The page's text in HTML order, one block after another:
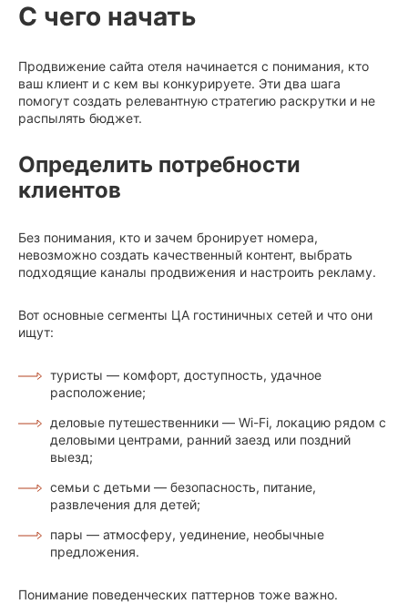
С чего начать
Продвижение сайта отеля начинается с понимания, кто
ваш клиент и с кем вы конкурируете. Эти два шага
помогут создать релевантную стратегию раскрутки и не
распылять бюджет.
Определить потребности
клиентов
Без понимания, кто и зачем бронирует номера,
невозможно создать качественный контент, выбрать
подходящие каналы продвижения и настроить рекламу.
Вот основные сегменты ЦА гостиничных сетей и что они
ищут:
туристы — комфорт, доступность, удачное
расположение;
деловые путешественники — Wi-Fi, локацию рядом с
деловыми центрами, ранний заезд или поздний
выезд;
семьи с детьми — безопасность, питание,
развлечения для детей;
пары — атмосферу, уединение, необычные
предложения.
Понимание поведенческих паттернов тоже важно.